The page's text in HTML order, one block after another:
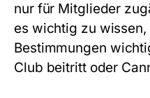
nur für Mitglieder
es wichtig zu
Bestimmungen
Club beitritt oder